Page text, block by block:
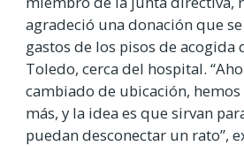
agradeció una donación que
gastos de los pisos de acogida
Toledo, cerca del hospital.
cambiado de ubicación,
más, y la idea es que sirvan
puedan desconectar un rato”,